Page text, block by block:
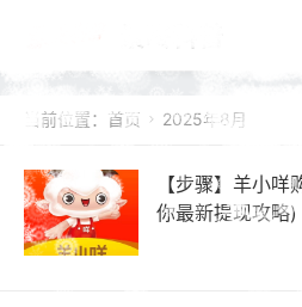
当前位置： 首页  2025年8月
【步骤】羊小
你最新提现攻略)